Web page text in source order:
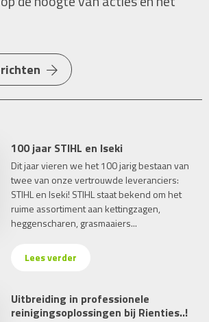
100 jaar STIHL en Iseki
Dit jaar vieren we het 100 jarig bestaan van
twee van onze vertrouwde leveranciers:
STIHL en Iseki! STIHL staat bekend om het
ruime assortiment aan kettingzagen,
heggenscharen, grasmaaiers...
Lees verder
Uitbreiding in professionele
reinigingsoplossingen bij Rienties..!